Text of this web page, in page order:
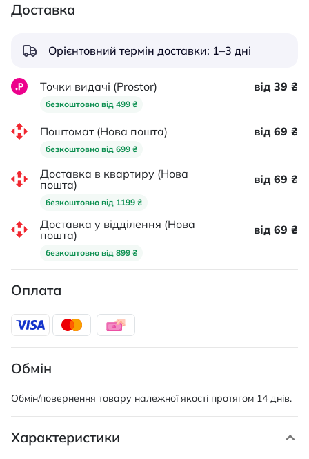
Доставка
Орієнтовний термін доставки: 1–3 дні
Точки видачі (Prostor)
безкоштовно від 499 ₴
від 39 ₴
Поштомат (Нова пошта)
безкоштовно від 699 ₴
від 69 ₴
Доставка в квартиру (Нова
пошта)
безкоштовно від 1199 ₴
від 69 ₴
Доставка у відділення (Нова
пошта)
безкоштовно від 899 ₴
від 69 ₴
Оплата
Обмін
Обмін/повернення товару належної якості протягом 14 днів.
Характеристики